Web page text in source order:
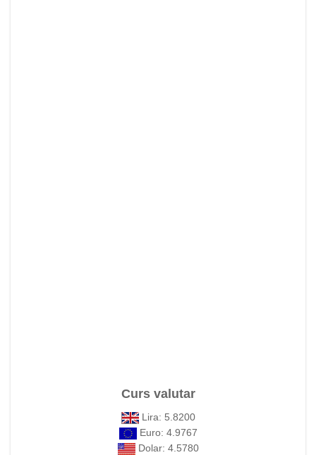
Curs valutar
Lira: 5.8200
Euro: 4.9767
Dolar: 4.5780